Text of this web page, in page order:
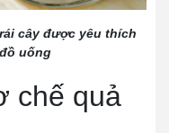
cây được yêu thích
uống
chế quả